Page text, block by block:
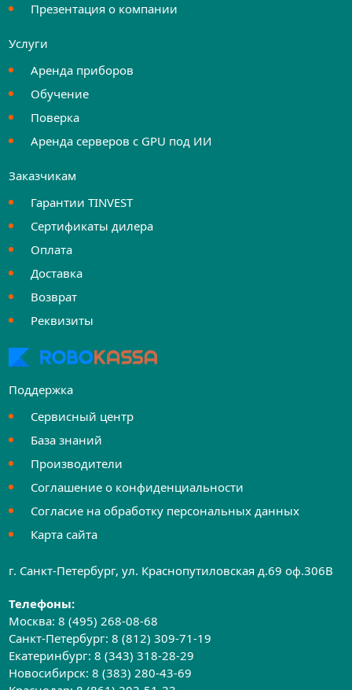
Презентация о компании
Услуги
Аренда приборов
Обучение
Поверка
Аренда серверов с GPU под ИИ
Заказчикам
Гарантии TINVEST
Сертификаты дилера
Оплата
Доставка
Возврат
Реквизиты
Поддержка
Сервисный центр
База знаний
Производители
Соглашение о конфиденциальности
Согласие на обработку персональных данных
Карта сайта
г. Санкт-Петербург, ул. Краснопутиловская д.69 оф.306B
Телефоны:
Москва:8 (495) 268-08-68
Санкт-Петербург:8 (812) 309-71-19
Екатеринбург:8 (343) 318-28-29
Новосибирск:8 (383) 280-43-69